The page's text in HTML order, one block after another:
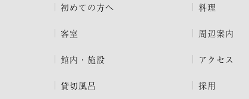
初めての方へ
客室
館内・施設
貸切風呂
料理
周辺案内
アクセス
採用